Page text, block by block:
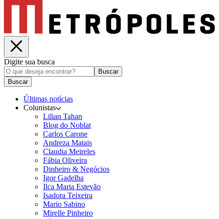
Digite sua busca
Buscar
Buscar
Últimas notícias
Colunistas
Lilian Tahan
Blog do Noblat
Carlos Carone
Andreza Matais
Claudia Meireles
Fábia Oliveira
Dinheiro & Negócios
Igor Gadelha
Ilca Maria Estevão
Isadora Teixeira
Mario Sabino
Mirelle Pinheiro